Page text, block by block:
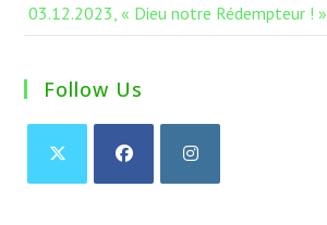
03.12.2023, « Dieu notre Rédempteur ! »
Follow Us